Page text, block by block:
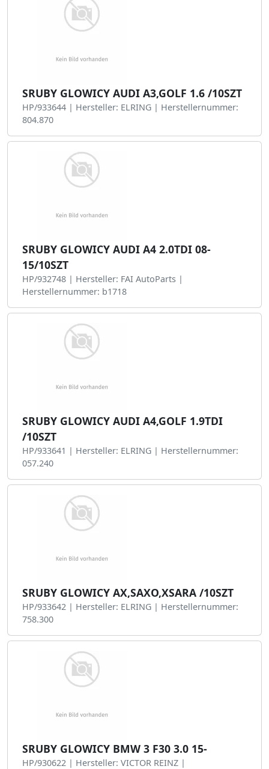
SRUBY GLOWICY AUDI A3,GOLF 1.6 /10SZT
HP/933644 | Hersteller: ELRING | Herstellernummer:
804.870
SRUBY GLOWICY AUDI A4 2.0TDI 08-
15/10SZT
HP/932748 | Hersteller: FAI AutoParts |
Herstellernummer: b1718
SRUBY GLOWICY AUDI A4,GOLF 1.9TDI
/10SZT
HP/933641 | Hersteller: ELRING | Herstellernummer:
057.240
SRUBY GLOWICY AX,SAXO,XSARA /10SZT
HP/933642 | Hersteller: ELRING | Herstellernummer:
758.300
SRUBY GLOWICY BMW 3 F30 3.0 15-
HP/930622 | Hersteller: VICTOR REINZ |